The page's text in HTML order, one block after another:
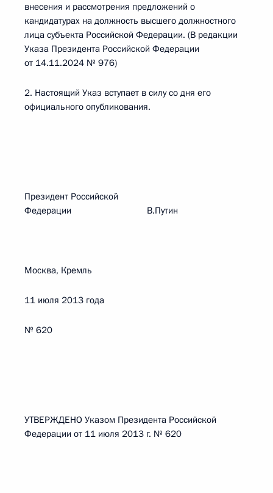
внесения и рассмотрения предложений о
кандидатурах на должность высшего должностного
лица субъекта Российской Федерации. (В редакции
Указа Президента Российской Федерации
от 14.11.2024 № 976)
2. Настоящий Указ вступает в силу со дня его
официального опубликования.
Президент Российской
Федерации В.Путин
Москва, Кремль
11 июля 2013 года
№ 620
УТВЕРЖДЕНО Указом Президента Российской
Федерации от 11 июля 2013 г. № 620